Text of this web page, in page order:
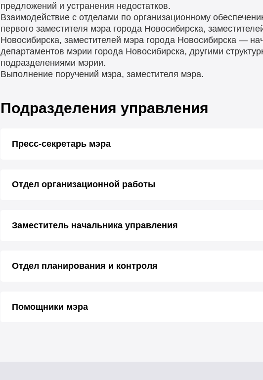
предложений и устранения недостатков.
Взаимодействие с отделами по организационному
первого заместителя мэра города Новосибирска,
Новосибирска, заместителей мэра города Новосибирска —
департаментов мэрии города Новосибирска, другими
подразделениями мэрии.
Выполнение поручений мэра, заместителя мэра.
Подразделения управления
Пресс-секретарь мэра
Отдел организационной работы
Заместитель начальника управления
Отдел планирования и контроля
Помощники мэра